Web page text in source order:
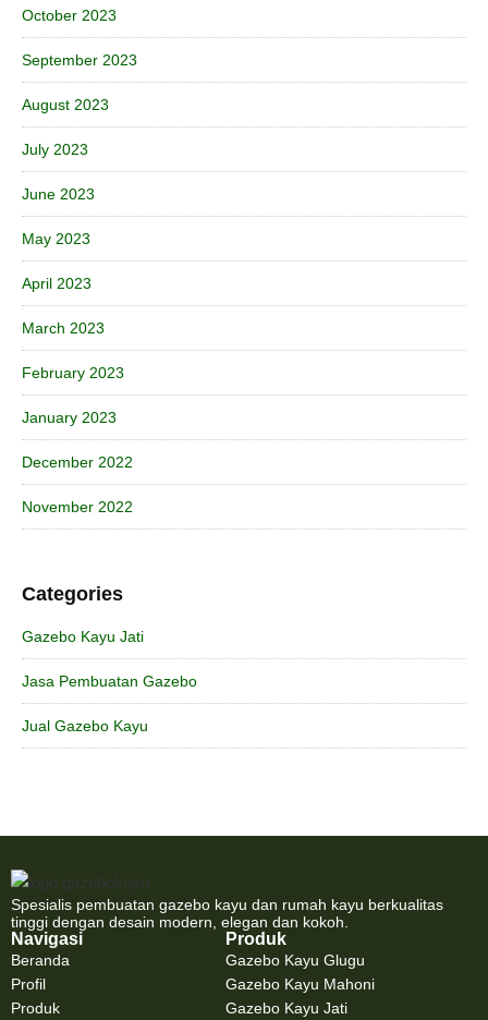
October 2023
September 2023
August 2023
July 2023
June 2023
May 2023
April 2023
March 2023
February 2023
January 2023
December 2022
November 2022
Categories
Gazebo Kayu Jati
Jasa Pembuatan Gazebo
Jual Gazebo Kayu
Spesialis pembuatan gazebo kayu dan rumah kayu berkualitas
tinggi dengan desain modern, elegan dan kokoh.
Navigasi
Beranda
Profil
Produk
Produk
Gazebo Kayu Glugu
Gazebo Kayu Mahoni
Gazebo Kayu Jati